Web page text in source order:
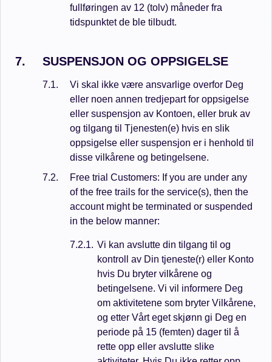
fullføringen av 12 (tolv) måneder fra
tidspunktet de ble tilbudt.
SUSPENSJON OG OPPSIGELSE
Vi skal ikke være ansvarlige overfor Deg
eller noen annen tredjepart for oppsigelse
eller suspensjon av Kontoen, eller bruk av
og tilgang til Tjenesten(e) hvis en slik
oppsigelse eller suspensjon er i henhold til
disse vilkårene og betingelsene.
Free trial Customers: If you are under any
of the free trails for the service(s), then the
account might be terminated or suspended
in the below manner:
Vi kan avslutte din tilgang til og
kontroll av Din tjeneste(r) eller Konto
hvis Du bryter vilkårene og
betingelsene. Vi vil informere Deg
om aktivitetene som bryter Vilkårene,
og etter Vårt eget skjønn gi Deg en
periode på 15 (femten) dager til å
rette opp eller avslutte slike